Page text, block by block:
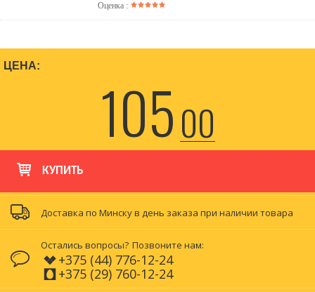
Оценка :
ЦЕНА:
10500
КУПИТЬ
Доставка по Минску в день заказа при наличии товара
Остались вопросы? Позвоните нам:
+375 (44) 776-12-24
+375 (29) 760-12-24